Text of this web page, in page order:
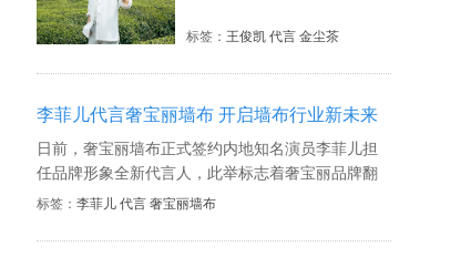
标签： 王俊凯 代言 金尘茶
李菲儿代言奢宝丽墙布 开启墙布行业新未来
日前，奢宝丽墙布正式签约内地知名演员李菲儿担
任品牌形象全新代言人，此举标志着奢宝丽品牌翻
开全新篇章，迈进战略发展新纪元。李菲儿时尚潮
性，接下来，奢宝丽将依托快速发展的互联网络，
标签： 李菲儿 代言 奢宝丽墙布